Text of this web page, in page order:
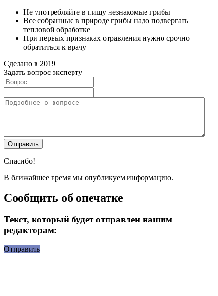
Не употребляйте в пищу незнакомые грибы
Все собранные в природе грибы надо подвергать
тепловой обработке
При первых признаках отравления нужно срочно
обратиться к врачу
Сделано в 2019
Задать вопрос эксперту
Спасибо!
В ближайшее время мы опубликуем информацию.
Сообщить об опечатке
Текст, который будет отправлен нашим
редакторам:
Отправить